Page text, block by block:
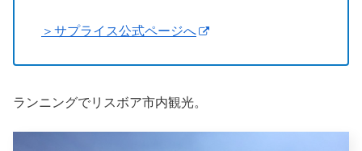
＞サプライス公式ページへ
ランニングでリスボア市内観光。